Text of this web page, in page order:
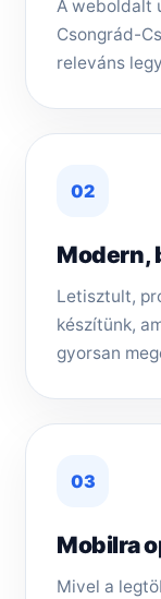
A weboldalt
Csongrád-
releváns
02
Modern,
Letisztult,
készítünk,
gyorsan
03
Mobilra
Mivel a